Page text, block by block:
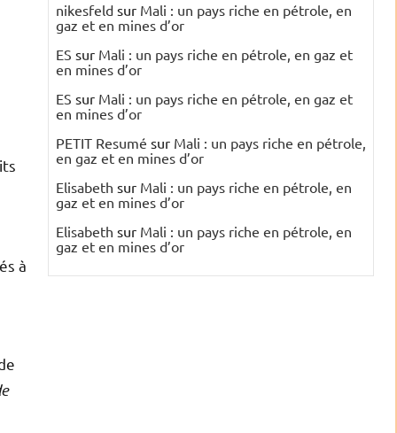
à
nikesfeld sur Mali : un pays riche en pétrole, en
gaz et en mines d’or
ES sur Mali : un pays riche en pétrole, en gaz et
en mines d’or
ES sur Mali : un pays riche en pétrole, en gaz et
en mines d’or
PETIT Resumé sur Mali : un pays riche en pétrole,
en gaz et en mines d’or
Elisabeth sur Mali : un pays riche en pétrole, en
gaz et en mines d’or
Elisabeth sur Mali : un pays riche en pétrole, en
gaz et en mines d’or